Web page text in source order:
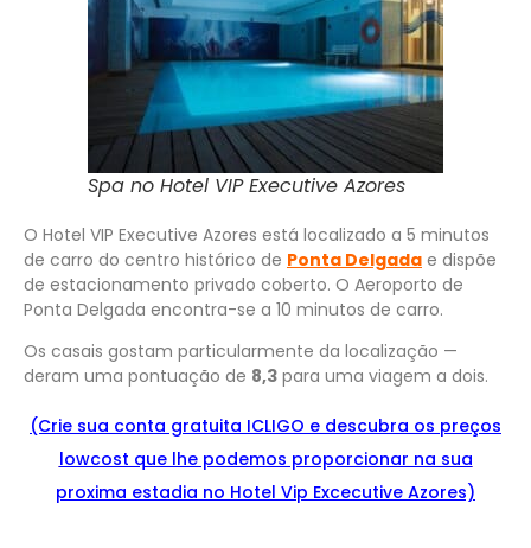
Spa no Hotel VIP Executive Azores
O Hotel VIP Executive Azores está localizado a 5 minutos
de carro do centro histórico de Ponta Delgada e dispõe
de estacionamento privado coberto. O Aeroporto de
Ponta Delgada encontra-se a 10 minutos de carro.
Os casais gostam particularmente da localização —
deram uma pontuação de 8,3 para uma viagem a dois.
(Crie sua conta gratuita ICLIGO e descubra os preços
lowcost que lhe podemos proporcionar na sua
proxima estadia no Hotel Vip Excecutive Azores)